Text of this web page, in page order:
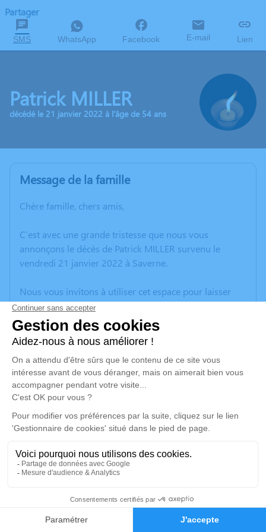
Faire-part Hommages
Partager
SMS WhatsApp Facebook E-mail Lien
Patrick MILLER
décédé le 21 janvier 2022 à l'âge de 54 ans
Message de la famille
Chère famille, chers amis,
C’est avec une grande tristesse que nous vous
annonçons le décès de Patrick MILLER survenu le
vendredi 21 janvier 2022 à Saverne.
Nous vous invitons à utiliser cet espace pour laisser
vos condoléances, partager des photos souvenirs, une
anecdote ou exprimer vos pensées à travers des
poèmes ou des textes. Cet endroit est un lieu
d'expression dédié à honorer la mémoire de Patrick
MILLER.
Un service de plantation d’arbre hommage est
disponible ici
Cérémonie religieuse
Église de Bischholtz
Rue Principale Bischholtz